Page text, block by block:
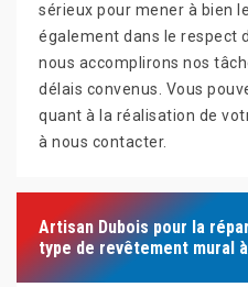
sérieux pour mener à bien
également dans le respect
nous accomplirons nos
délais convenus. Vous
quant à la réalisation de
à nous contacter.
Artisan Dubois pour la
type de revêtement mural